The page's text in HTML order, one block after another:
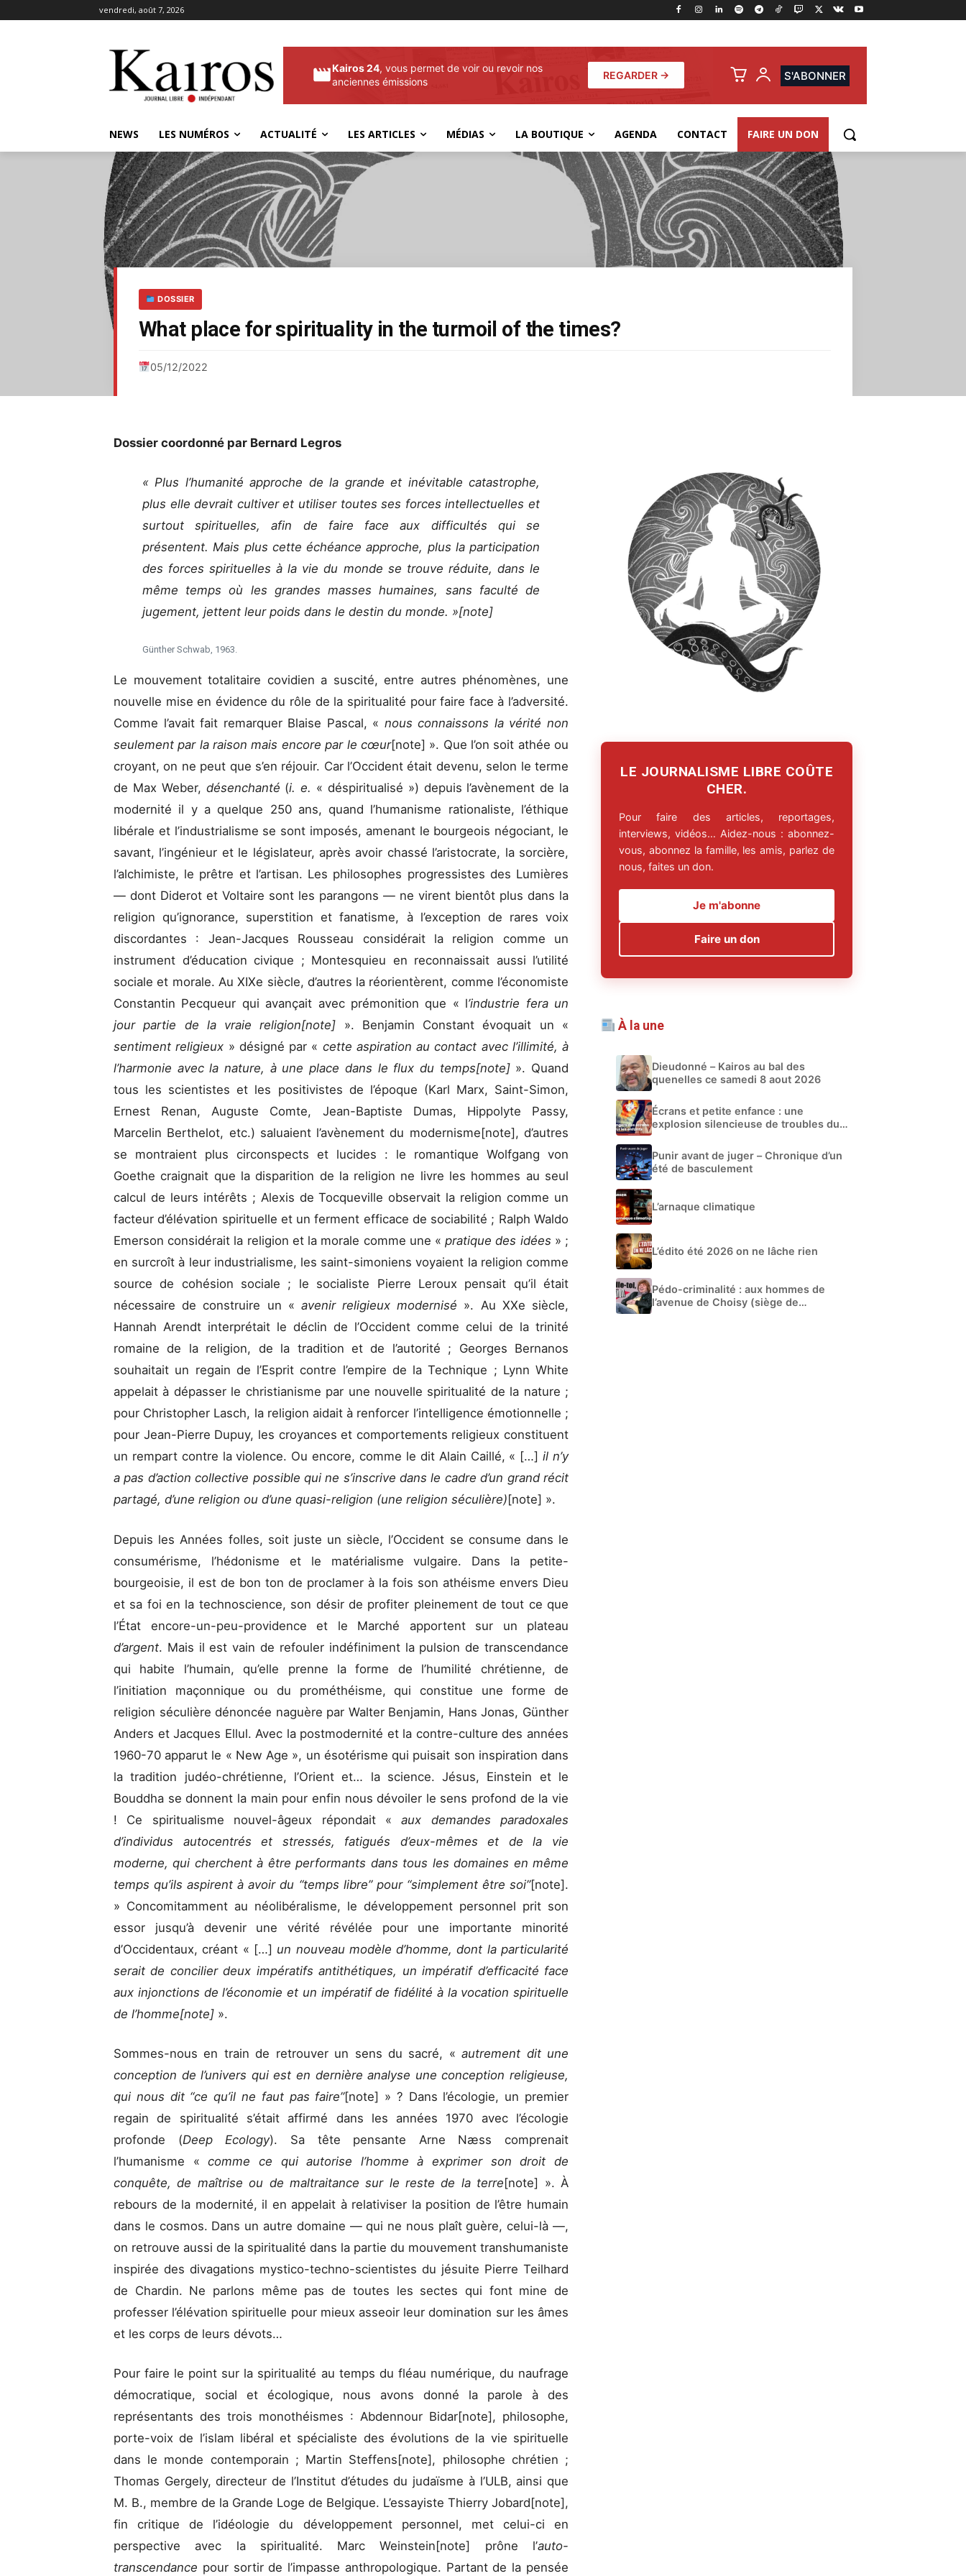
vendredi, août 7, 2026
Kairos 24, vous permet de voir ou revoir nos
anciennes émissions
REGARDER → S'ABONNER
NEWS LES NUMÉROS ACTUALITÉ LES ARTICLES MÉDIAS LA BOUTIQUE AGENDA CONTACT FAIRE UN DON
DOSSIER
What place for spirituality in the turmoil of the times?
05/12/2022
Dossier coordonné par Bernard Legros
« Plus l’humanité approche de la grande et inévitable catastrophe,
plus elle devrait cultiver et utiliser toutes ses forces intellectuelles et
surtout spirituelles, afin de faire face aux difficultés qui se
présentent. Mais plus cette échéance approche, plus la participation
des forces spirituelles à la vie du monde se trouve réduite, dans le
même temps où les grandes masses humaines, sans faculté de
jugement, jettent leur poids dans le destin du monde. »[note]
Günther Schwab, 1963.
Le mouvement totalitaire covidien a suscité, entre autres phénomènes, une
nouvelle mise en évidence du rôle de la spiritualité pour faire face à l’adversité.
Comme l’avait fait remarquer Blaise Pascal, « nous connaissons la vérité non
seulement par la raison mais encore par le cœur[note] ». Que l’on soit athée ou
croyant, on ne peut que s’en réjouir. Car l’Occident était devenu, selon le terme
de Max Weber, désenchanté (i. e. « déspiritualisé ») depuis l’avènement de la
modernité il y a quelque 250 ans, quand l’humanisme rationaliste, l’éthique
libérale et l’industrialisme se sont imposés, amenant le bourgeois négociant, le
savant, l’ingénieur et le législateur, après avoir chassé l’aristocrate, la sorcière,
l’alchimiste, le prêtre et l’artisan. Les philosophes progressistes des Lumières
— dont Diderot et Voltaire sont les parangons — ne virent bientôt plus dans la
religion qu’ignorance, superstition et fanatisme, à l’exception de rares voix
discordantes : Jean-Jacques Rousseau considérait la religion comme un
instrument d’éducation civique ; Montesquieu en reconnaissait aussi l’utilité
sociale et morale. Au XIXe siècle, d’autres la réorientèrent, comme l’économiste
Constantin Pecqueur qui avançait avec prémonition que « l’industrie fera un
jour partie de la vraie religion[note] ». Benjamin Constant évoquait un «
sentiment religieux » désigné par « cette aspiration au contact avec l’illimité, à
l’harmonie avec la nature, à une place dans le flux du temps[note] ». Quand
tous les scientistes et les positivistes de l’époque (Karl Marx, Saint-Simon,
Ernest Renan, Auguste Comte, Jean-Baptiste Dumas, Hippolyte Passy,
Marcelin Berthelot, etc.) saluaient l’avènement du modernisme[note], d’autres
se montraient plus circonspects et lucides : le romantique Wolfgang von
Goethe craignait que la disparition de la religion ne livre les hommes au seul
calcul de leurs intérêts ; Alexis de Tocqueville observait la religion comme un
facteur d’élévation spirituelle et un ferment efficace de sociabilité ; Ralph Waldo
Emerson considérait la religion et la morale comme une «pratique des idées » ;
en surcroît à leur industrialisme, les saint-simoniens voyaient la religion comme
source de cohésion sociale ; le socialiste Pierre Leroux pensait qu’il était
nécessaire de construire un « avenir religieux modernisé ». Au XXe siècle,
Hannah Arendt interprétait le déclin de l’Occident comme celui de la trinité
romaine de la religion, de la tradition et de l’autorité ; Georges Bernanos
souhaitait un regain de l’Esprit contre l’empire de la Technique ; Lynn White
appelait à dépasser le christianisme par une nouvelle spiritualité de la nature ;
pour Christopher Lasch, la religion aidait à renforcer l’intelligence émotionnelle ;
pour Jean-Pierre Dupuy, les croyances et comportements religieux constituent
un rempart contre la violence. Ou encore, comme le dit Alain Caillé, « […]il n’y
a pas d’action collective possible qui ne s’inscrive dans le cadre d’un grand récit
partagé, d’une religion ou d’une quasi-religion (une religion séculière)[note] ».
Depuis les Années folles, soit juste un siècle, l’Occident se consume dans le
consumérisme, l’hédonisme et le matérialisme vulgaire. Dans la petite-
bourgeoisie, il est de bon ton de proclamer à la fois son athéisme envers Dieu
et sa foi en la technoscience, son désir de profiter pleinement de tout ce que
l’État encore-un-peu-providence et le Marché apportent sur un plateau
d’argent. Mais il est vain de refouler indéfiniment la pulsion de transcendance
qui habite l’humain, qu’elle prenne la forme de l’humilité chrétienne, de
l’initiation maçonnique ou du prométhéisme, qui constitue une forme de
religion séculière dénoncée naguère par Walter Benjamin, Hans Jonas, Günther
Anders et Jacques Ellul. Avec la postmodernité et la contre-culture des années
1960-70 apparut le « New Age », un ésotérisme qui puisait son inspiration dans
la tradition judéo-chrétienne, l’Orient et… la science. Jésus, Einstein et le
Bouddha se donnent la main pour enfin nous dévoiler le sens profond de la vie
! Ce spiritualisme nouvel-âgeux répondait «aux demandes paradoxales
d’individus autocentrés et stressés, fatigués d’eux-mêmes et de la vie
moderne, qui cherchent à être performants dans tous les domaines en même
temps qu’ils aspirent à avoir du “temps libre” pour “simplement être soi”[note].
» Concomitamment au néolibéralisme, le développement personnel prit son
essor jusqu’à devenir une vérité révélée pour une importante minorité
d’Occidentaux, créant « […] un nouveau modèle d’homme, dont la particularité
serait de concilier deux impératifs antithétiques, un impératif d’efficacité face
aux injonctions de l’économie et un impératif de fidélité à la vocation spirituelle
de l’homme[note] ».
Sommes-nous en train de retrouver un sens du sacré, «autrement dit une
conception de l’univers qui est en dernière analyse une conception religieuse,
qui nous dit “ce qu’il ne faut pas faire”[note] » ? Dans l’écologie, un premier
regain de spiritualité s’était affirmé dans les années 1970 avec l’écologie
profonde (Deep Ecology). Sa tête pensante Arne Næss comprenait
l’humanisme «comme ce qui autorise l’homme à exprimer son droit de
conquête, de maîtrise ou de maltraitance sur le reste de la terre[note] ». À
rebours de la modernité, il en appelait à relativiser la position de l’être humain
dans le cosmos. Dans un autre domaine — qui ne nous plaît guère, celui-là —,
on retrouve aussi de la spiritualité dans la partie du mouvement transhumaniste
inspirée des divagations mystico-techno-scientistes du jésuite Pierre Teilhard
de Chardin. Ne parlons même pas de toutes les sectes qui font mine de
professer l’élévation spirituelle pour mieux asseoir leur domination sur les âmes
et les corps de leurs dévots…
Pour faire le point sur la spiritualité au temps du fléau numérique, du naufrage
démocratique, social et écologique, nous avons donné la parole à des
représentants des trois monothéismes : Abdennour Bidar[note], philosophe,
porte-voix de l’islam libéral et spécialiste des évolutions de la vie spirituelle
dans le monde contemporain ; Martin Steffens[note], philosophe chrétien ;
Thomas Gergely, directeur de l’Institut d’études du judaïsme à l’ULB, ainsi que
M. B., membre de la Grande Loge de Belgique. L’essayiste Thierry Jobard[note],
fin critique de l’idéologie du développement personnel, met celui-ci en
perspective avec la spiritualité. Marc Weinstein[note] prône l’auto-
transcendance pour sortir de l’impasse anthropologique. Partant de la pensée
LE JOURNALISME LIBRE COÛTE
CHER.
Pour faire des articles, reportages,
interviews, vidéos… Aidez-nous : abonnez-
vous, abonnez la famille, les amis, parlez de
nous, faites un don.
Je m'abonne
Faire un don
À la une
Dieudonné – Kairos au bal des
quenelles ce samedi 8 aout 2026
Écrans et petite enfance : une
explosion silencieuse de troubles du
Punir avant de juger – Chronique d’un
été de basculement
L’arnaque climatique
L’édito été 2026 on ne lâche rien
Pédo-criminalité : aux hommes de
l’avenue de Choisy (siège de